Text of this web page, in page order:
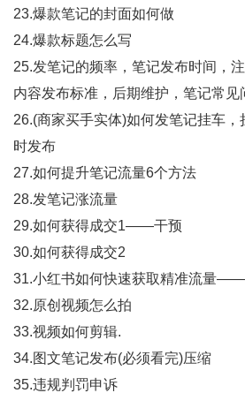
23.爆款笔记的封面如何做
24.爆款标题怎么写
25.发笔记的频率，笔记发布时间，
内容发布标准，后期维护，笔记常见
26.(商家买手实体)如何发笔记挂车
时发布
27.如何提升笔记流量6个方法
28.发笔记涨流量
29.如何获得成交1——干预
30.如何获得成交2
31.小红书如何快速获取精准流量
32.原创视频怎么拍
33.视频如何剪辑.
34.图文笔记发布(必须看完)压缩
35.违规判罚申诉